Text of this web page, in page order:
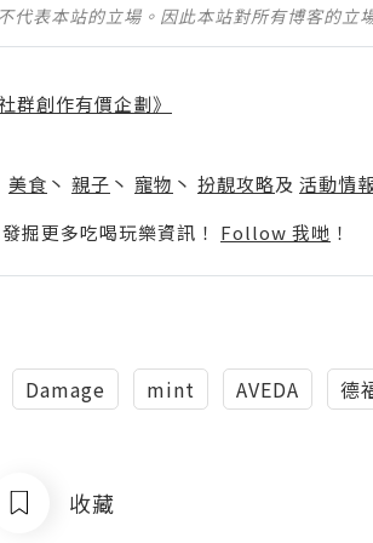
代表本站的立場。因此本站對所有博客的立
群創作有價企劃》
美食 丶 親子 丶 寵物 丶 扮靚攻略及 活動情
掘更多吃喝玩樂資訊！ Follow 我哋 ！
Damage mint AVEDA 德
收藏